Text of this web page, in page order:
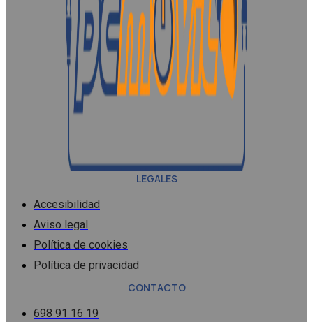
LEGALES
Accesibilidad
Aviso legal
Política de cookies
Política de privacidad
CONTACTO
698 91 16 19